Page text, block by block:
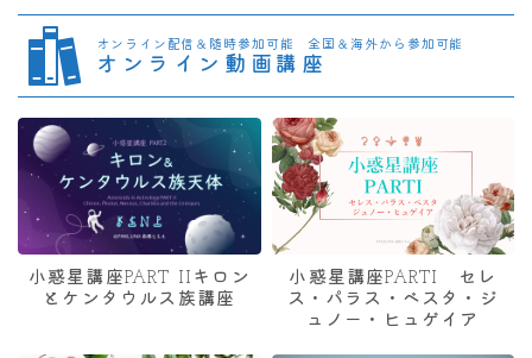
オンライン配信＆随時参加可能 全国＆海外から参加可能
オンライン動画講座
小惑星講座PART IIキロン
とケンタウルス族講座
小惑星講座PARTI セレ
ス・パラス・ベスタ・ジ
ュノー・ヒュゲイア